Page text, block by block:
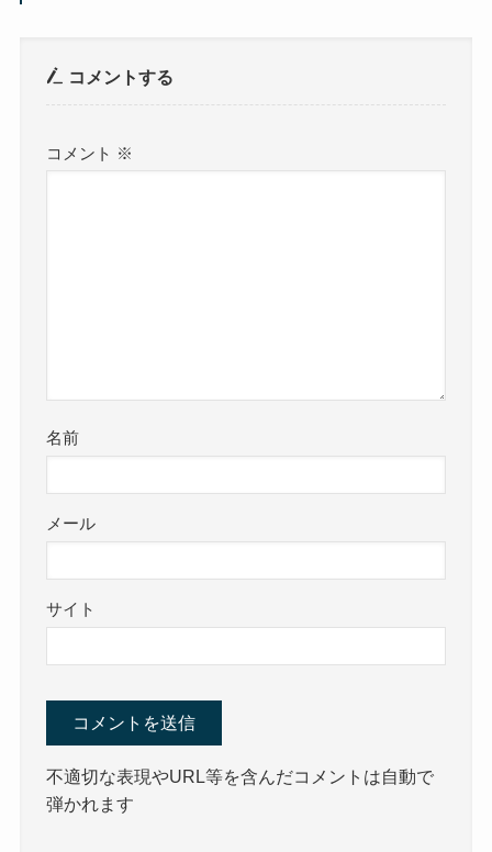
コメントする
コメント ※
名前
メール
サイト
不適切な表現やURL等を含んだコメントは自動で
弾かれます